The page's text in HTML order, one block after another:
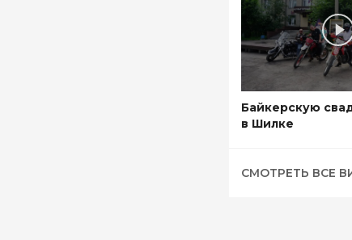
Байкерскую
в Шилке
СМОТРЕТЬ ВСЕ